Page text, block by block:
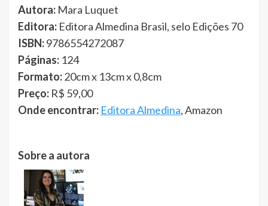
Autora: Mara Luquet
Editora: Editora Almedina Brasil, selo Edições 70
ISBN:9786554272087
Páginas: 124
Formato:20cm x 13cm x 0,8cm
Preço: R$ 59,00
Onde encontrar: Editora Almedina,Amazon
Sobre a autora